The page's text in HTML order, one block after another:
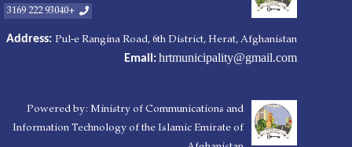
+93040 222 3169
Address: Pul-e Rangina Road, 6th District, Herat, Afghanistan
Email:hrtmunicipality@gmail.com
Powered by: Ministry of Communications and
Information Technology of the Islamic Emirate of